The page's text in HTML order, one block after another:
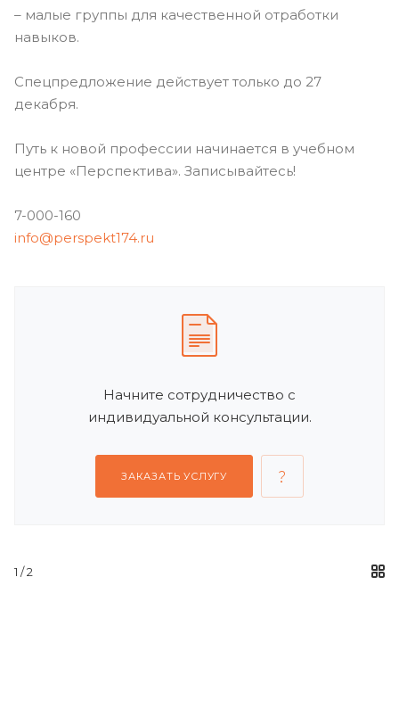
– малые группы для качественной отработки
навыков.
Спецпредложение действует только до 27
декабря.
Путь к новой профессии начинается в учебном
центре «Перспектива». Записывайтесь!
7-000-160
info@perspekt174.ru
Начните сотрудничество с
индивидуальной консультации.
ЗАКАЗАТЬ УСЛУГУ
1 / 2